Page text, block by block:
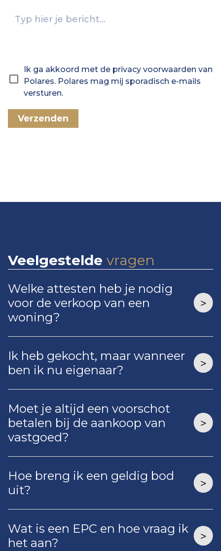
Ik ga akkoord met de privacy voorwaarden van
Polares. Polares mag mij sporadisch e-mails
versturen.
Verzenden
Veelgestelde vragen
Welke attesten heb je nodig
voor de verkoop van een
woning?
Ik heb gekocht, maar wanneer
ben ik nu eigenaar?
Moet je altijd een voorschot
betalen bij de aankoop van
vastgoed?
Hoe breng ik een geldig bod
uit?
Wat is een EPC en hoe vraag ik
het aan?